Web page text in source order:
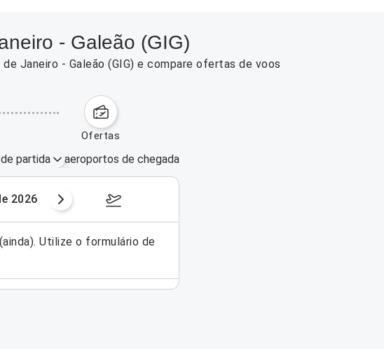
- Galeão (GIG)
Janeiro - Galeão (GIG) e compare ofertas de voos
ofertas
partida aeroportos de chegada
2026 31/08/2026 – 06/09/2026
Utilize o formulário de